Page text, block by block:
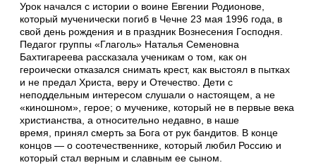
Урок начался с истории о воине Евгении Родионове,
который мученически погиб в Чечне 23 мая 1996 года, в
свой день рождения и в праздник Вознесения Господня.
Педагог группы «Глаголь» Наталья Семеновна
Бахтигареева рассказала ученикам о том, как он
героически отказался снимать крест, как выстоял в пытках
и не предал Христа, веру и Отечество. Дети с
неподдельным интересом слушали о настоящем, а не
«киношном», герое; о мученике, который не в первые века
христианства, а относительно недавно, в наше
время, принял смерть за Бога от рук бандитов. В конце
концов — о соотечественнике, который любил Россию и
который стал верным и славным ее сыном.